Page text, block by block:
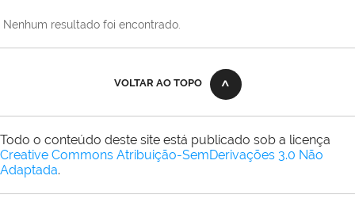
Nenhum resultado foi encontrado.
VOLTAR AO TOPO
Todo o conteúdo deste site está publicado sob a licença
Creative Commons Atribuição-SemDerivações 3.0 Não
Adaptada.